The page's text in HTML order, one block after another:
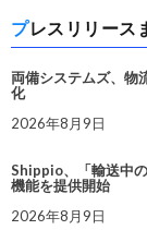
プレスリリー
両備システムズ、物
化
2026年8月9日
Shippio、「輸送中
機能を提供開始
2026年8月9日